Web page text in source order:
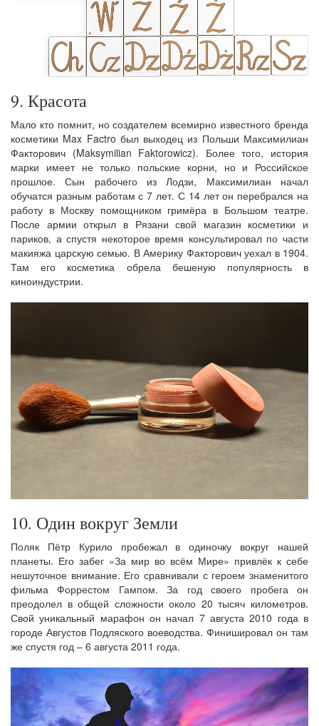
9. Красота
Мало кто помнит, но создателем всемирно известного бренда
косметики Max Factro был выходец из Польши Максимилиан
Факторович (Maksymilian Faktorowicz). Более того, история
марки имеет не только польские корни, но и Российское
прошлое. Сын рабочего из Лодзи, Максимилиан начал
обучатся разным работам с 7 лет. С 14 лет он перебрался на
работу в Москву помощником гримёра в Большом театре.
После армии открыл в Рязани свой магазин косметики и
париков, а спустя некоторое время консультировал по части
макияжа царскую семью. В Америку Факторович уехал в 1904.
Там его косметика обрела бешеную популярность в
киноиндустрии.
10. Один вокруг Земли
Поляк Пётр Курило пробежал в одиночку вокруг нашей
планеты. Его забег «За мир во всём Мире» привлёк к себе
нешуточное внимание. Его сравнивали с героем знаменитого
фильма Форрестом Гампом. За год своего пробега он
преодолел в общей сложности около 20 тысяч километров.
Свой уникальный марафон он начал 7 августа 2010 года в
городе Августов Подляского воеводства. Финишировал он там
же спустя год – 6 августа 2011 года.